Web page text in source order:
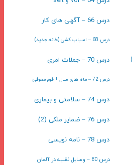
درس 66 – آگهی های کار
درس 68 – اسباب کشی (خانه جدید)
درس 70 – جملات امری
درس 72 – ماه های سال + فرم معرفی
درس 74 – سلامتی و بیماری
درس 76 – ضمایر ملکی (2)
درس 78 – نامه نویسی
درس 80 – وسایل نقلیه در آلمان